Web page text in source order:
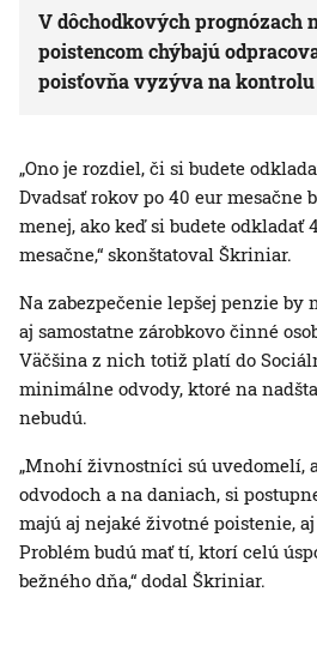
V dôchodkových prognózach
poistencom chýbajú
poisťovňa vyzýva na
„Ono je rozdiel, či si budete
Dvadsať rokov po 40 eur mesačne
menej, ako keď si budete odkladať
mesačne,“ skonštatoval Škriniar.
Na zabezpečenie lepšej penzie
aj samostatne zárobkovo činné
Väčšina z nich totiž platí do
minimálne odvody, ktoré na
nebudú.
„Mnohí živnostníci sú uvedomelí,
odvodoch a na daniach, si
majú aj nejaké životné poistenie,
Problém budú mať tí, ktorí celú
bežného dňa,“ dodal Škriniar.